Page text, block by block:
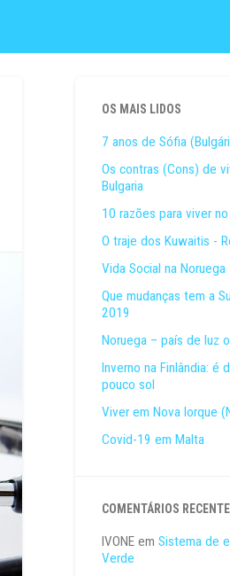
OS MAIS LIDOS
7 anos de Sófia
Os contras (Cons) de
Bulgaria
10 razões para viver
O traje dos Kuwaitis -
Vida Social na Noruega
Que mudanças tem a
2019
Noruega – país de luz
Inverno na Finlândia: é
pouco sol
Viver em Nova Iorque
Covid-19 em Malta
COMENTÁRIOS
IVONE emSistema de
Verde